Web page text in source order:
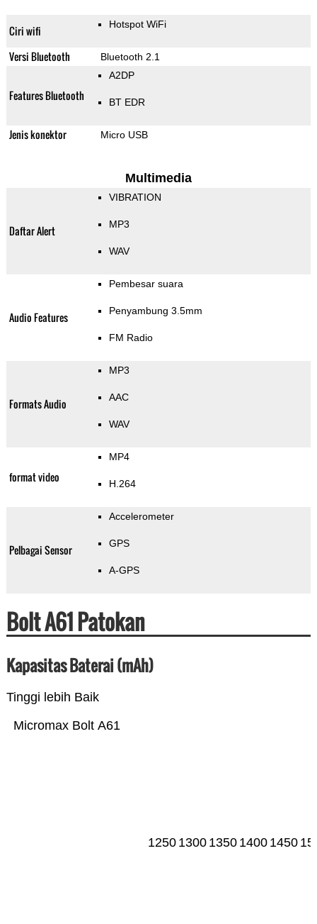
Ciri wifi Hotspot WiFi
Versi Bluetooth Bluetooth 2.1
Features Bluetooth
A2DP
BT EDR
Jenis konektor Micro USB
Multimedia
Daftar Alert
VIBRATION
MP3
WAV
Audio Features
Pembesar suara
Penyambung 3.5mm
FM Radio
Formats Audio
MP3
AAC
WAV
format video
MP4
H.264
Pelbagai Sensor
Accelerometer
GPS
A-GPS
Bolt A61 Patokan
Kapasitas Baterai (mAh)
Tinggi lebih Baik
Micromax Bolt A61
1250 1300 1350 1400 1450